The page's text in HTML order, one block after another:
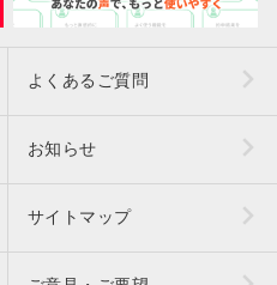
よくあるご質問
お知らせ
サイトマップ